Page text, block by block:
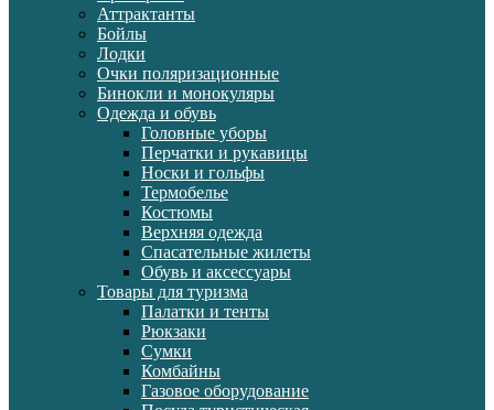
Аттрактанты
Бойлы
Лодки
Очки поляризационные
Бинокли и монокуляры
Одежда и обувь
Головные уборы
Перчатки и рукавицы
Носки и гольфы
Термобелье
Костюмы
Верхняя одежда
Спасательные жилеты
Обувь и аксессуары
Товары для туризма
Палатки и тенты
Рюкзаки
Сумки
Комбайны
Газовое оборудование